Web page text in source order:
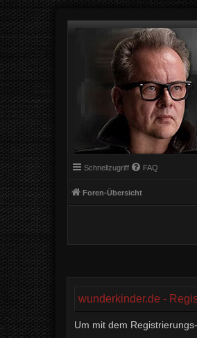
Schnellzugriff FAQ
Foren-Übersicht
wunderkinder.de -
Um mit dem